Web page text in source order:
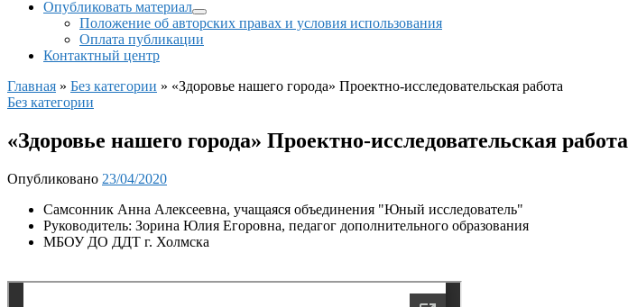
Опубликовать материал
Положение об авторских правах и условия использования
Оплата публикации
Контактный центр
Главная » Без категории » «Здоровье нашего города» Проектно-исследовательская работа
Без категории
«Здоровье нашего города» Проектно-исследовательская работа
Опубликовано 23/04/2020
Самсонник Анна Алексеевна, учащаяся объединения "Юный исследователь"
Руководитель: Зорина Юлия Егоровна, педагог дополнительного образования
МБОУ ДО ДДТ г. Холмска